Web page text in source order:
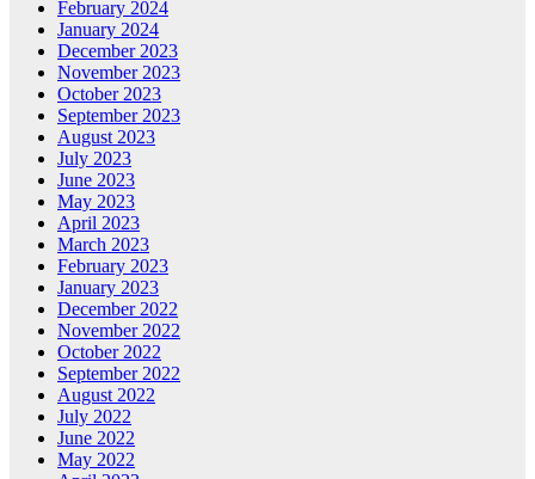
February 2024
January 2024
December 2023
November 2023
October 2023
September 2023
August 2023
July 2023
June 2023
May 2023
April 2023
March 2023
February 2023
January 2023
December 2022
November 2022
October 2022
September 2022
August 2022
July 2022
June 2022
May 2022